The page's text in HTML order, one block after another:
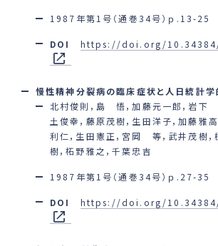
1987年第1号（通巻34号）ｐ.13-25
DOI https://doi.org/
慢性精神分裂病の臨床症状と人日統計学
北村俊則，島 悟，加藤元一郎，岩下
土俊幸，藤原茂樹，生田洋子，加藤雅
利仁，生田憲正，宮岡 等，武井茂樹，
樹，柘野雅之，千葉忠吉
1987年第1号（通巻34号）ｐ.27-35
DOI https://doi.org/